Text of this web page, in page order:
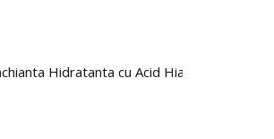
Hidratanta cu Acid Hialuronic,